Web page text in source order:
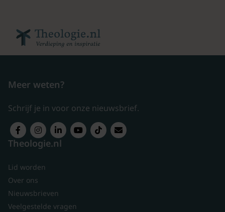
Meer weten?
Schrijf je in voor onze nieuwsbrief.
Theologie.nl
Lid worden
Over ons
Nieuwsbrieven
Veelgestelde vragen